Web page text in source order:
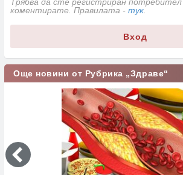
коментирате. Правилата - тук
Вход
Още новини от Рубрика „Здраве“